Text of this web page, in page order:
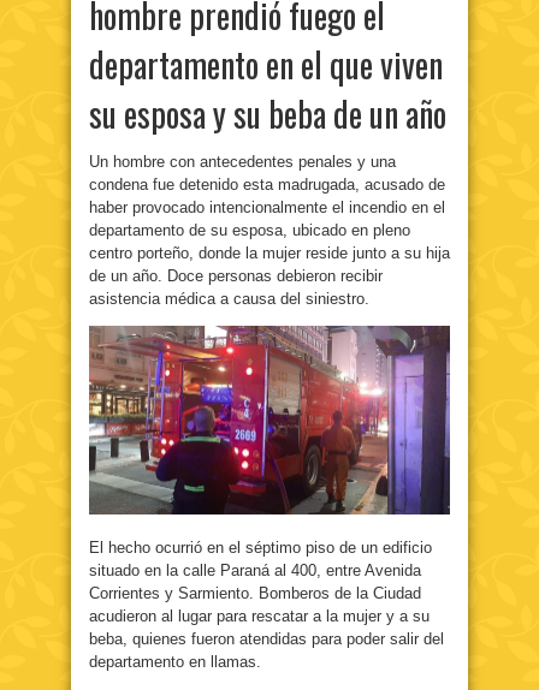
hombre prendió fuego el
departamento en el que viven
su esposa y su beba de un año
Un hombre con antecedentes penales y una
condena fue detenido esta madrugada, acusado de
haber provocado intencionalmente el incendio en el
departamento de su esposa, ubicado en pleno
centro porteño, donde la mujer reside junto a su hija
de un año. Doce personas debieron recibir
asistencia médica a causa del siniestro.
El hecho ocurrió en el séptimo piso de un edificio
situado en la calle Paraná al 400, entre Avenida
Corrientes y Sarmiento. Bomberos de la Ciudad
acudieron al lugar para rescatar a la mujer y a su
beba, quienes fueron atendidas para poder salir del
departamento en llamas.